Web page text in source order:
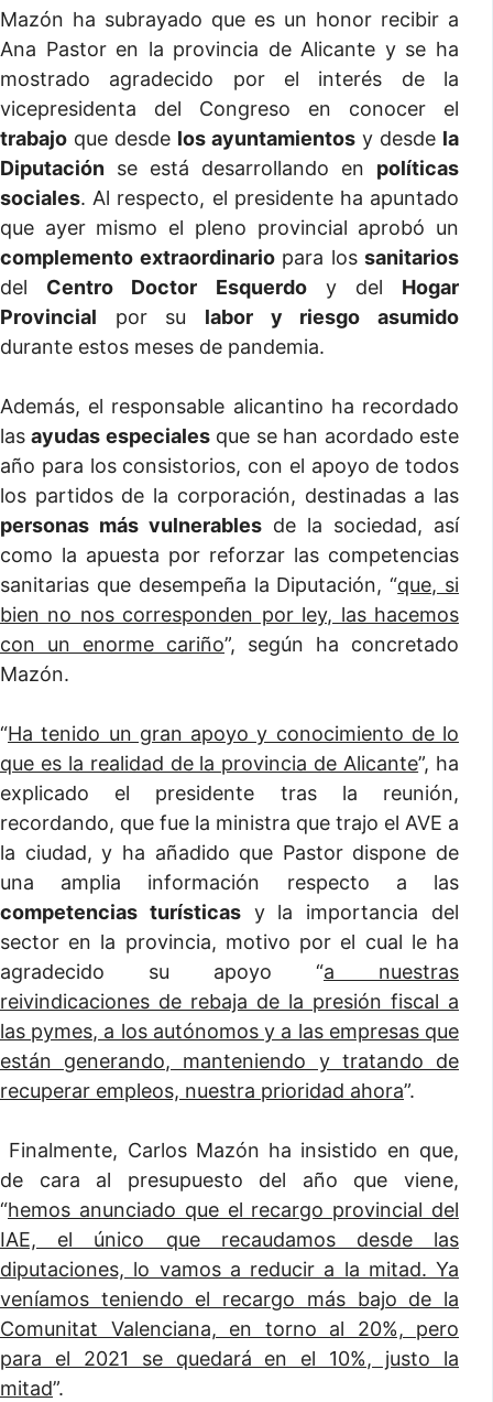
Mazón ha subrayado que es un honor recibir a
Ana Pastor en la provincia de Alicante y se ha
mostrado agradecido por el interés de la
vicepresidenta del Congreso en conocer el
trabajo que desde los ayuntamientos y desde la
Diputación se está desarrollando en políticas
sociales. Al respecto, el presidente ha apuntado
que ayer mismo el pleno provincial aprobó un
complemento extraordinariopara los sanitarios
del Centro Doctor Esquerdoy del Hogar
Provincial por su labor y riesgo asumido
durante estos meses de pandemia.
Además, el responsable alicantino ha recordado
lasayudas especialesque se han acordado este
año para los consistorios, con el apoyo de todos
los partidos de la corporación, destinadas a las
personas más vulnerables de la sociedad, así
como la apuesta por reforzar las competencias
sanitarias que desempeña la Diputación, “que, si
bien no nos corresponden por ley, las hacemos
con un enorme cariño”, según ha concretado
Mazón.
“Ha tenido un gran apoyo y conocimiento de lo
que es la realidad de la provincia de Alicante”, ha
explicado el presidente tras la reunión,
recordando, que fue la ministra que trajo el AVE a
la ciudad, y ha añadido que Pastor dispone de
una amplia información respecto a las
competencias turísticasy la importancia del
sector en la provincia, motivo por el cual le ha
agradecido su apoyo “a nuestras
reivindicaciones de rebaja de la presión fiscal a
las pymes, a los autónomos y a las empresas que
están generando, manteniendo y tratando de
recuperar empleos, nuestra prioridad ahora”.
Finalmente, Carlos Mazón ha insistido en que,
de cara al presupuesto del año que viene,
“hemos anunciado que el recargo provincial del
IAE, el único que recaudamos desde las
diputaciones, lo vamos a reducir a la mitad. Ya
veníamos teniendo el recargo más bajo de la
Comunitat Valenciana, en torno al 20%, pero
para el 2021 se quedará en el 10%, justo la
mitad”.